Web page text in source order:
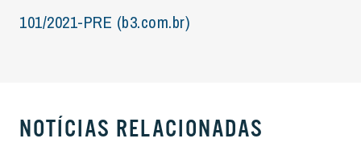
101/2021-PRE (b3.com.br)
NOTÍCIAS RELACIONADAS